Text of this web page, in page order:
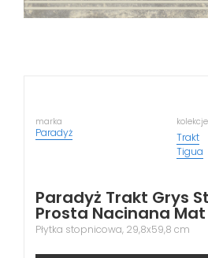
marka
Paradyż
Trakt
Tigua
Paradyż Trakt Grys
Prosta Nacinana Mat
Płytka stopnicowa, 29,8x59,8 cm